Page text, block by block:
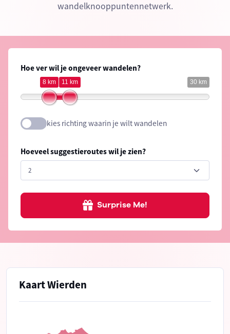
wandelknooppuntennetwerk.
Hoe ver wil je ongeveer wandelen?
30 km
8 km 11 km
kies richting waarin je wilt wandelen
Hoeveel suggestieroutes wil je zien?
Surprise Me!
Kaart Wierden